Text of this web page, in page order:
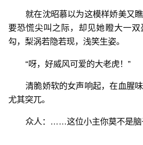
就在沈昭慕以为这模样娇美又
要恐慌尖叫之际，却见她瞪大一
勾，梨涡若隐若现，浅笑生姿。
“呀，好威风可爱的大老虎！”
清脆娇软的女声响起，在血腥味
尤其突兀。
众人：……这位小主你莫不是脑